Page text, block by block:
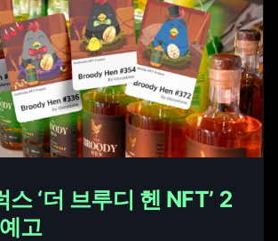
‘더 브루디 헨 NFT’ 2
고